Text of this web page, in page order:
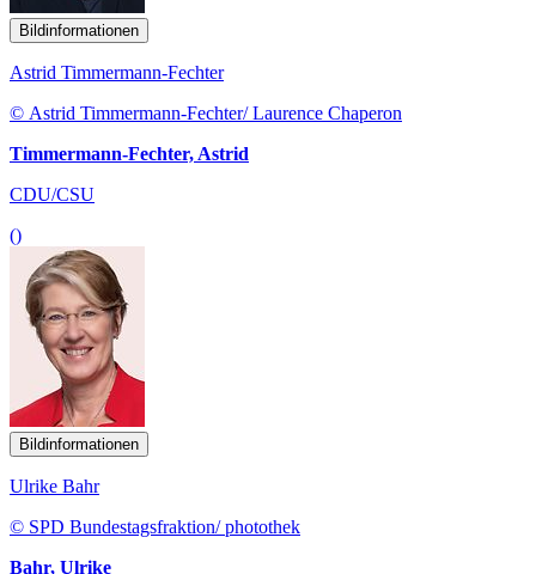
Bildinformationen
Astrid Timmermann-Fechter
© Astrid Timmermann-Fechter/ Laurence Chaperon
Timmermann-Fechter, Astrid
CDU/CSU
()
Bildinformationen
Ulrike Bahr
© SPD Bundestagsfraktion/ photothek
Bahr, Ulrike